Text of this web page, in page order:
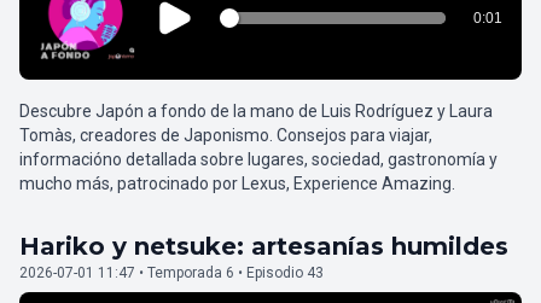
Descubre Japón a fondo de la mano de Luis Rodríguez y Laura
Tomàs, creadores de Japonismo. Consejos para viajar,
informacióno detallada sobre lugares, sociedad, gastronomía y
mucho más, patrocinado por Lexus, Experience Amazing.
Hariko y netsuke: artesanías humildes
2026-07-01 11:47 • Temporada 6 • Episodio 43